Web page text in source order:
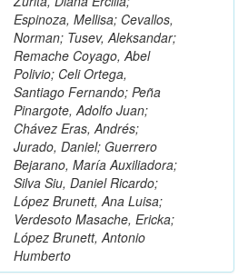
Espinoza, Mellisa; Cevallos,
Norman; Tusev, Aleksandar;
Remache Coyago, Abel
Polivio; Celi Ortega,
Santiago Fernando; Peña
Pinargote, Adolfo Juan;
Chávez Eras, Andrés;
Jurado, Daniel; Guerrero
Bejarano, María Auxiliadora;
Silva Siu, Daniel Ricardo;
López Brunett, Ana Luisa;
Verdesoto Masache, Ericka;
López Brunett, Antonio
Humberto